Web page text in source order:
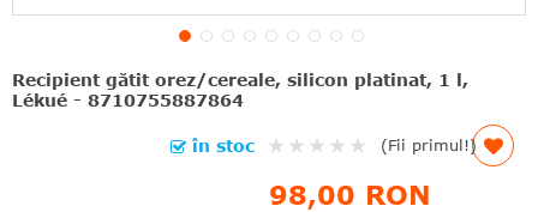
Recipient gătit orez/cereale, silicon platinat, 1 l,
Lékué - 8710755887864
Rating:
(Fii primul!)
în stoc
98,00 RON